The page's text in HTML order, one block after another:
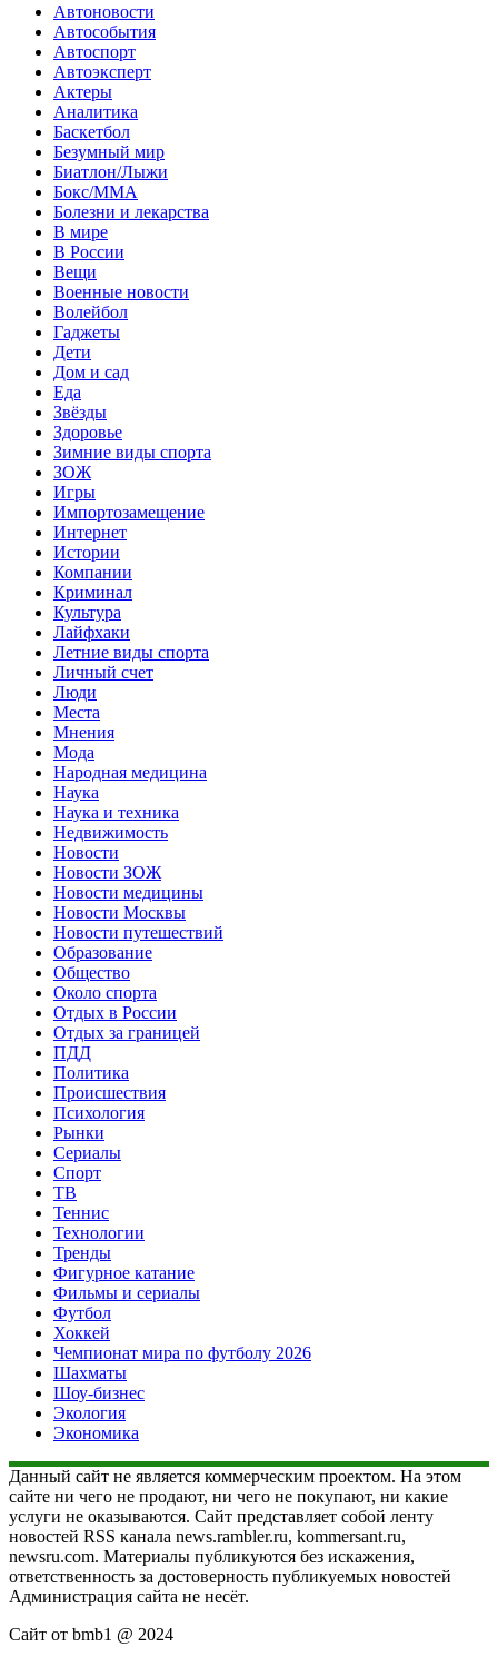
Автоновости
Автособытия
Автоспорт
Автоэксперт
Актеры
Аналитика
Баскетбол
Безумный мир
Биатлон/Лыжи
Бокс/MMA
Болезни и лекарства
В мире
В России
Вещи
Военные новости
Волейбол
Гаджеты
Дети
Дом и сад
Еда
Звёзды
Здоровье
Зимние виды спорта
ЗОЖ
Игры
Импортозамещение
Интернет
Истории
Компании
Криминал
Культура
Лайфхаки
Летние виды спорта
Личный счет
Люди
Места
Мнения
Мода
Народная медицина
Наука
Наука и техника
Недвижимость
Новости
Новости ЗОЖ
Новости медицины
Новости Москвы
Новости путешествий
Образование
Общество
Около спорта
Отдых в России
Отдых за границей
ПДД
Политика
Происшествия
Психология
Рынки
Сериалы
Спорт
ТВ
Теннис
Технологии
Тренды
Фигурное катание
Фильмы и сериалы
Футбол
Хоккей
Чемпионат мира по футболу 2026
Шахматы
Шоу-бизнес
Экология
Экономика
Данный сайт не является коммерческим проектом. На этом
сайте ни чего не продают, ни чего не покупают, ни какие
услуги не оказываются. Сайт представляет собой ленту
новостей RSS канала news.rambler.ru, kommersant.ru,
newsru.com. Материалы публикуются без искажения,
ответственность за достоверность публикуемых новостей
Администрация сайта не несёт.
Сайт от bmb1 @ 2024